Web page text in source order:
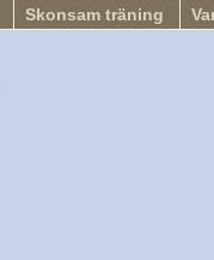
Skonsam träning